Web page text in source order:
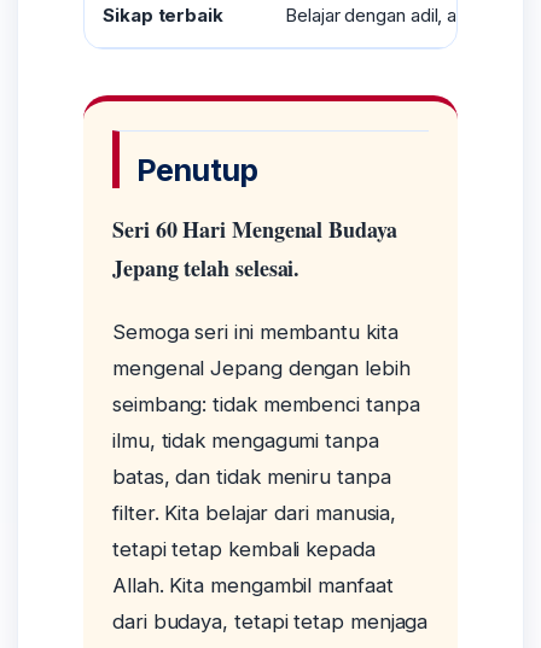
Sikap terbaik Belajar dengan adil, ambil
Penutup
Seri 60 Hari Mengenal Budaya
Jepang telah selesai.
Semoga seri ini membantu kita
mengenal Jepang dengan lebih
seimbang: tidak membenci tanpa
ilmu, tidak mengagumi tanpa
batas, dan tidak meniru tanpa
filter. Kita belajar dari manusia,
tetapi tetap kembali kepada
Allah. Kita mengambil manfaat
dari budaya, tetapi tetap menjaga